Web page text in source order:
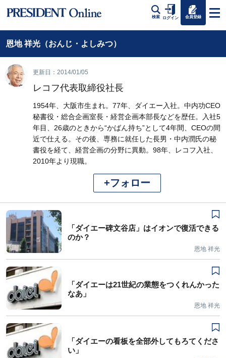
検索 ログイン 会員登録
恩地 祥光（おんじ・よしみつ）
更新日：2014/01/05
レコフ代表取締役社長
1954年、大阪市生まれ。77年、ダイエー入社。中内功CEO
秘書役・総合企画室長・経営企画本部長などを歴任。入社5
年目、26歳のときから“かばん持ち”として4年間、CEOの間
近で仕える。その後、専務に就任した長男・中内潤氏の秘
書役を経て、経営企画の分野に異動。98年、レコフ入社、
2010年より現職。
+フォロー
「ダイエー碑文谷店」はイオンで復活できる
のか？
恩地 祥光
「ダイエーは21世紀の業態をつくれんかった
なあ」
恩地 祥光
「ダイエーの看板を全部外してもろてくださ
い」